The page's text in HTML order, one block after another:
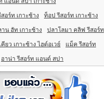
อร์ท เกาะช้าง ท็อป รีสอร์ท เกาะช้าง
น ฮัท เกาะช้าง ปลาโลมา คลิฟ รีสอร์ท
คียว เกาะช้าง ไฮด์อเวย์ แม็ค รีสอร์ท
อาน่า รีสอร์ท แอนด์ สปา